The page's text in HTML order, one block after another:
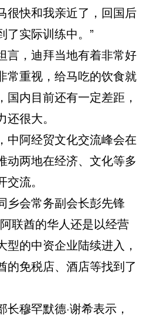
很快和我亲近了，回国后
了实际训练中。”
，迪拜当地有着非常好
常重视，给马吃的饮食就
内目前还有一定差距，
很大。
阿经贸文化交流峰会在
动两地在经济、文化等多
流。
会常务副会长彭先锋
联酋的华人还是以经营
的中资企业陆续进入，
的免税店、酒店等找到了
穆罕默德·谢希表示，